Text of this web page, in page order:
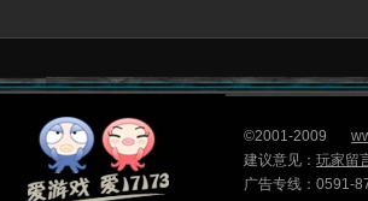
©2001-2009
建议意见： 玩家留
广告专线：0591-